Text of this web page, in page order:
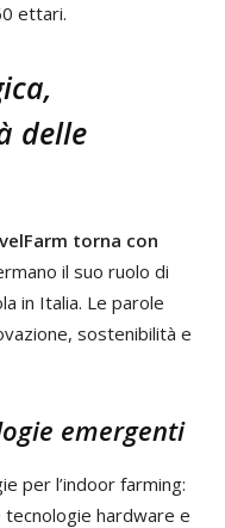
ettari.
delle
torna con
il suo ruolo di
in Italia. Le parole
sostenibilità e
emergenti
per l’indoor farming:
tecnologie hardware e